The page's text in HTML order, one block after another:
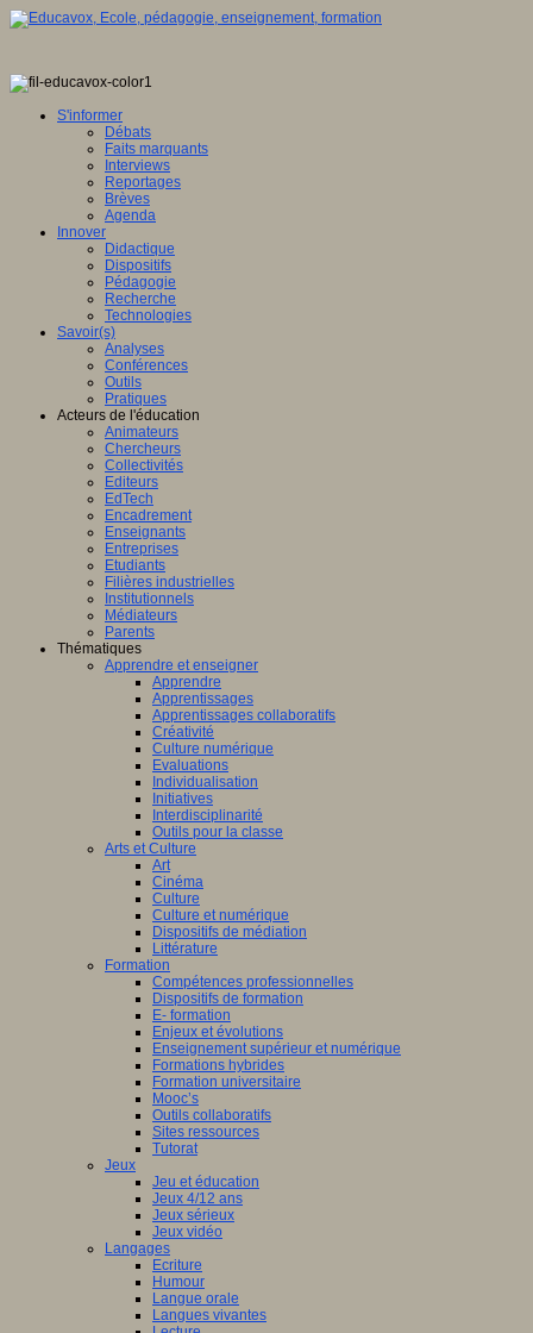
S'informer
Débats
Faits marquants
Interviews
Reportages
Brèves
Agenda
Innover
Didactique
Dispositifs
Pédagogie
Recherche
Technologies
Savoir(s)
Analyses
Conférences
Outils
Pratiques
Acteurs de l'éducation
Animateurs
Chercheurs
Collectivités
Editeurs
EdTech
Encadrement
Enseignants
Entreprises
Etudiants
Filières industrielles
Institutionnels
Médiateurs
Parents
Thématiques
Apprendre et enseigner
Apprendre
Apprentissages
Apprentissages collaboratifs
Créativité
Culture numérique
Evaluations
Individualisation
Initiatives
Interdisciplinarité
Outils pour la classe
Arts et Culture
Art
Cinéma
Culture
Culture et numérique
Dispositifs de médiation
Littérature
Formation
Compétences professionnelles
Dispositifs de formation
E- formation
Enjeux et évolutions
Enseignement supérieur et numérique
Formations hybrides
Formation universitaire
Mooc’s
Outils collaboratifs
Sites ressources
Tutorat
Jeux
Jeu et éducation
Jeux 4/12 ans
Jeux sérieux
Jeux vidéo
Langages
Ecriture
Humour
Langue orale
Langues vivantes